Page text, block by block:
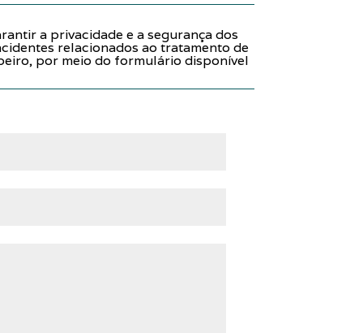
a privacidade e a segurança dos
relacionados ao tratamento de
por meio do formulário disponível